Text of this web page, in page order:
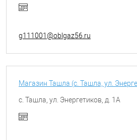
g111001@oblgaz56.ru
Магазин Ташла (с. Ташла, ул.
с. Ташла, ул. Энергетиков, д. 1А